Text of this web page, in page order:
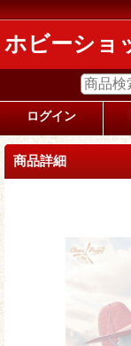
ホビーショ
ログイン
商品詳細